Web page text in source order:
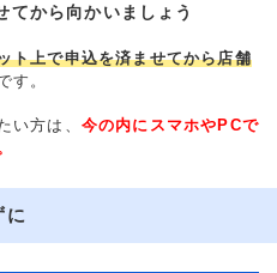
てから向かいましょう
ト上で申込を済ませてから店舗
す。
い方は、 今の内にスマホやPCで
に